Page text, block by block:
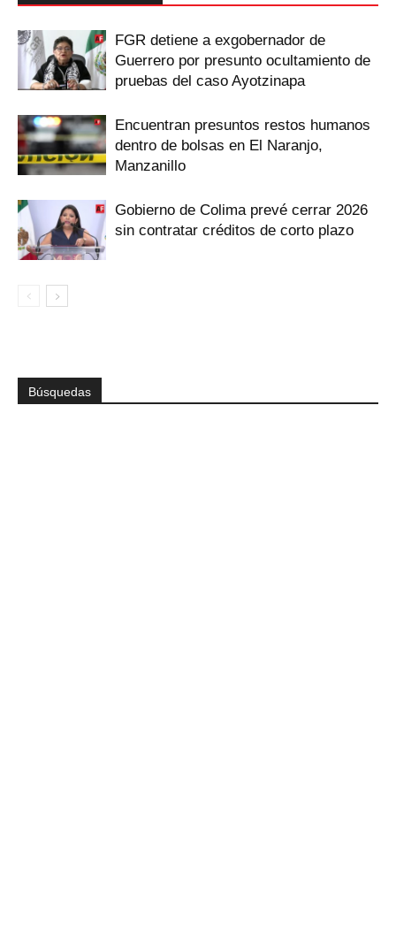
FGR detiene a exgobernador de
Guerrero por presunto ocultamiento de
pruebas del caso Ayotzinapa
Encuentran presuntos restos humanos
dentro de bolsas en El Naranjo,
Manzanillo
Gobierno de Colima prevé cerrar 2026
sin contratar créditos de corto plazo
Búsquedas